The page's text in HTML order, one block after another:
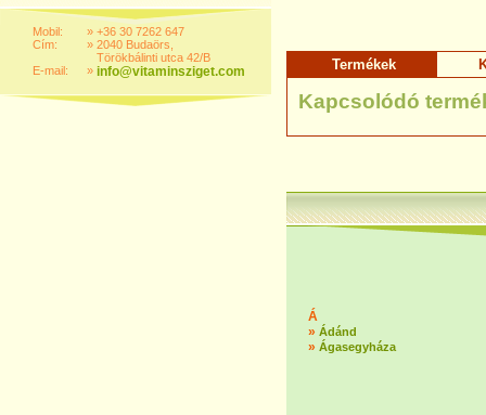
Mobil:
Cím:
E-mail:
»
»
»
+36 30 7262 647
2040 Budaörs,
Törökbálinti utca 42/B
info@vitaminsziget.com Termékek
Kapcsolódó
Á
» Ádánd
» Ágasegyháza